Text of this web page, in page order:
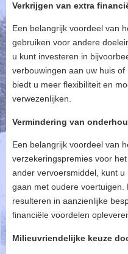
Verkrijgen van extra
Een belangrijk voordeel van
gebruiken voor andere
u kunt investeren in
verbouwingen aan uw huis
biedt u meer flexibiliteit en
verwezenlijken.
Vermindering van
Een belangrijk voordeel van
verzekeringspremies voor
ander vervoersmiddel, kunt
gaan met oudere voertuigen.
resulteren in aanzienlijke
financiële voordelen
Milieuvriendelijke keuze